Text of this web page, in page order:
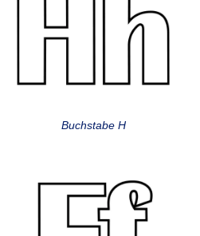
Buchstabe H